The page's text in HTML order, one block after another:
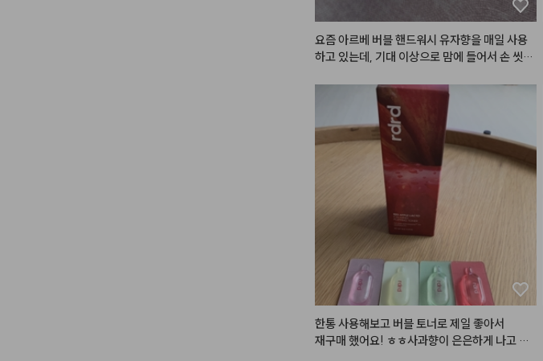
요즘 아르베 버블 핸드워시 유자향을 매일 사용
하고 있는데, 기대 이상으로 맘에 들어서 손 씻을
자 밀도 높고 쫀득한 거품이 풍성하게 바로 나와
서 사용하기 정말 편하고, 식물 유래 세정 성분과
자연 유래 추출물이 들어가 피부에 자극 없이 순
하게 사용할 수 있다는 점이 진짜 안심됐어요. 특
히 인공적이지 않고 마치 진짜 생유자를 바로 짠
듯 상큼하고 싱그러운 유자향이 은은하게 퍼져
서 씻고 난 후에도 손에 산뜻한 잔향이 오래 남는
게 너무 기분 좋더라고요. 세정력은 깔끔하면서
도 보습 성분이 풍부해서 손을 자주 씻어도 피부
가 당기거나 건조해지지 않고 촉촉함이 유지되는
점도 너무 만족스러웠어요. 용기 디자인도 모던
하고 깔끔해서 욕실 세면대에 올려두기만 해도
감성적인 인테리어 효과까지 더해주는 데일리템
으로 실용성 좋고 기분도 좋아지는 제품이에요.
💛🍋
한통 사용해보고 버블 토너로 제일 좋아서
재구매 했어요! ㅎㅎ사과향이 은은하게 나고